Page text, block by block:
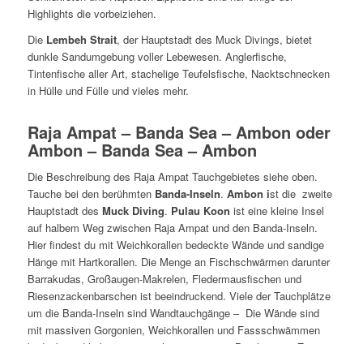
Highlights die vorbeiziehen.
Die Lembeh Strait, der Hauptstadt des Muck Divings, bietet
dunkle Sandumgebung voller Lebewesen. Anglerfische,
Tintenfische aller Art, stachelige Teufelsfische, Nacktschnecken
in Hülle und Fülle und vieles mehr.
Raja Ampat – Banda Sea – Ambon oder
Ambon – Banda Sea – Ambon
Die Beschreibung des Raja Ampat Tauchgebietes siehe oben.
Tauche bei den berühmten Banda-Inseln. Ambon ist die zweite
Hauptstadt des Muck Diving. Pulau Koon ist eine kleine Insel
auf halbem Weg zwischen Raja Ampat und den Banda-Inseln.
Hier findest du mit Weichkorallen bedeckte Wände und sandige
Hänge mit Hartkorallen. Die Menge an Fischschwärmen darunter
Barrakudas, Großaugen-Makrelen, Fledermausfischen und
Riesenzackenbarschen ist beeindruckend. Viele der Tauchplätze
um die Banda-Inseln sind Wandtauchgänge – Die Wände sind
mit massiven Gorgonien, Weichkorallen und Fassschwämmen